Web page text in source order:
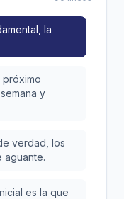
la
próximo
y
verdad, los
aguante.
es la que